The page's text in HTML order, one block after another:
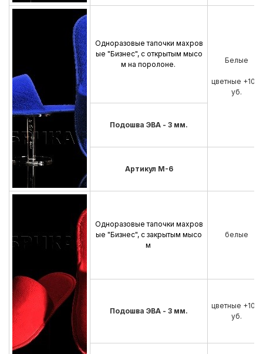
Одноразовые тапочки махров
ые "Бизнес", с открытым мысо
м на поролоне.
Белые
цветные +10 р
уб.
Подошва ЭВА - 3 мм.
Артикул М-6
Одноразовые тапочки махров
ые "Бизнес", с закрытым мысо
м
белые
Подошва ЭВА - 3 мм.
цветные +10 р
уб.